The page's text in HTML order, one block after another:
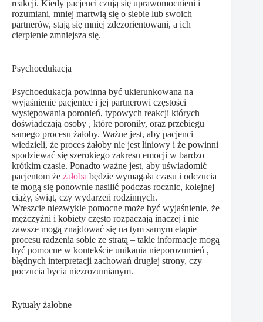
reakcji. Kiedy pacjenci czują się uprawomocnieni i
rozumiani, mniej martwią się o siebie lub swoich
partnerów, stają się mniej zdezorientowani, a ich
cierpienie zmniejsza się.
Psychoedukacja
Psychoedukacja powinna być ukierunkowana na
wyjaśnienie pacjentce i jej partnerowi częstości
występowania poronień, typowych reakcji których
doświadczają osoby , które poroniły, oraz przebiegu
samego procesu żałoby. Ważne jest, aby pacjenci
wiedzieli, że proces żałoby nie jest liniowy i że powinni
spodziewać się szerokiego zakresu emocji w bardzo
krótkim czasie. Ponadto ważne jest, aby uświadomić
pacjentom że żałoba będzie wymagała czasu i odczucia
te mogą się ponownie nasilić podczas rocznic, kolejnej
ciąży, świąt, czy wydarzeń rodzinnych.
Wreszcie niezwykle pomocne może być wyjaśnienie, że
mężczyźni i kobiety często rozpaczają inaczej i nie
zawsze mogą znajdować się na tym samym etapie
procesu radzenia sobie ze stratą – takie informacje mogą
być pomocne w kontekście unikania nieporozumień ,
błędnych interpretacji zachowań drugiej strony, czy
poczucia bycia niezrozumianym.
Rytuały żałobne